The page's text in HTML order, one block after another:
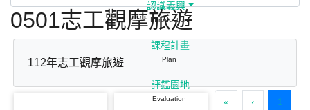
0501志工觀摩旅遊
112年志工觀摩旅遊
« ‹ 1
認識義興
Introduction
課程計畫
Plan
評鑑園地
Evaluation